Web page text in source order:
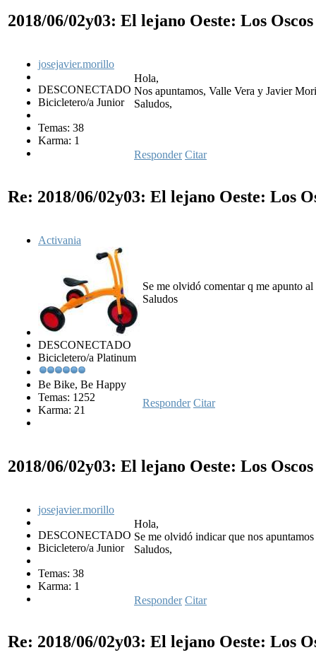
2018/06/02y03: El lejano Oeste: Los
josejavier.morillo
DESCONECTADO
Bicicletero/a Junior
Temas: 38
Karma: 1
Hola,
Nos apuntamos, Valle Vera y Javier
Saludos,
Responder Citar
Re: 2018/06/02y03: El lejano Oeste: Los
Activania
DESCONECTADO
Bicicletero/a Platinum
Be Bike, Be Happy
Temas: 1252
Karma: 21
Se me olvidó comentar q me apunto al
Saludos
Responder Citar
2018/06/02y03: El lejano Oeste: Los
josejavier.morillo
DESCONECTADO
Bicicletero/a Junior
Temas: 38
Karma: 1
Hola,
Se me olvidó indicar que nos
Saludos,
Responder Citar
Re: 2018/06/02y03: El lejano Oeste: Los